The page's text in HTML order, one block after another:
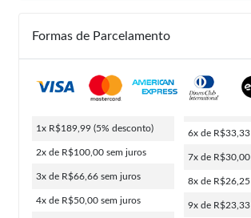
Formas de Parcelamento
1x R$189,99 (5% desconto)
2x de R$100,00 sem juros
3x de R$66,66 sem juros
4x de R$50,00 sem juros
6x de R$33,33
7x de R$30,00
8x de R$26,25
9x de R$23,33